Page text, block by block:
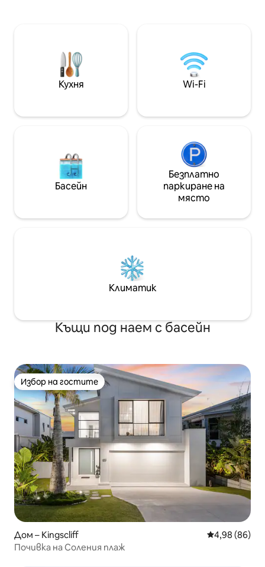
Южен Уелс. Студиото е едно от
малкото студиа в курорта, което е
абсолютно край басейна. Просто е
великолепно, когато е слънчево, но и
зашеметяващо през нощта!
насладят на
заобикалящата
градина и
гмуркане и
15 минути от
Кухня Wi-Fi
Басейн
Безплатно
паркиране на
място
Климатик
Къщи под наем с басейн
Избор на гостите
Избор на гостите
Дом – Kingscliff Средна
4,98 (86)
Почивка на Соления плаж